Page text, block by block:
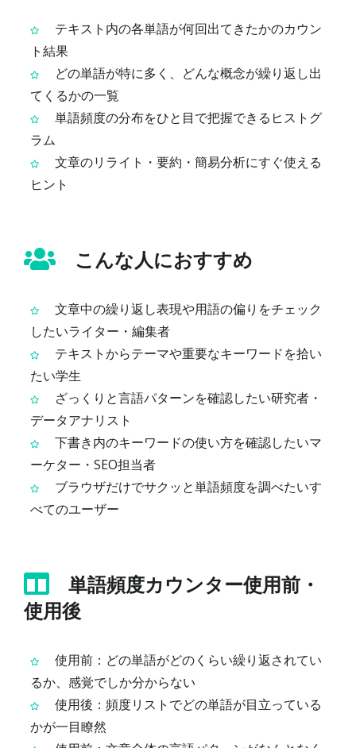
テキスト内の各単語が何回出てきたかのカウン
ト結果
どの単語が特に多く、どんな概念が繰り返し出
てくるかの一覧
単語頻度の分布をひと目で把握できるヒストグ
ラム
文章のリライト・要約・簡易分析にすぐ使える
ヒント
こんな人におすすめ
文章中の繰り返し表現や用語の偏りをチェック
したいライター・編集者
テキストからテーマや重要なキーワードを拾い
たい学生
ざっくりと言語パターンを確認したい研究者・
データアナリスト
下書き内のキーワードの使い方を確認したいマ
ーケター・SEO担当者
ブラウザだけでサクッと単語頻度を調べたいす
べてのユーザー
単語頻度カウンター使用前・
使用後
使用前：どの単語がどのくらい繰り返されてい
るか、感覚でしか分からない
使用後：頻度リストでどの単語が目立っている
かが一目瞭然